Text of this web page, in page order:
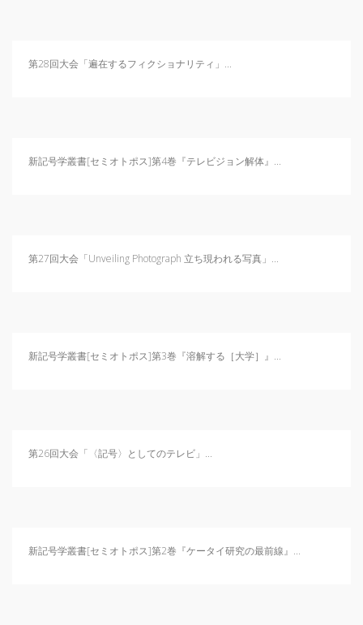
第28回大会「遍在するフィクショナリティ」...
新記号学叢書[セミオトポス]第4巻『テレビジョン解体』...
第27回大会「Unveiling Photograph 立ち現われる写真」...
新記号学叢書[セミオトポス]第3巻『溶解する［大学］』...
第26回大会「〈記号〉としてのテレビ」...
新記号学叢書[セミオトポス]第2巻『ケータイ研究の最前線』...